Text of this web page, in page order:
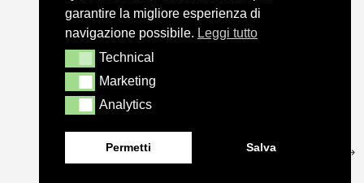
garantire la migliore esperienza di
navigazione possibile. Leggi tutto
TechnicalTechnical
MarketingMarketing
AnalyticsAnalytics
Permetti Salva